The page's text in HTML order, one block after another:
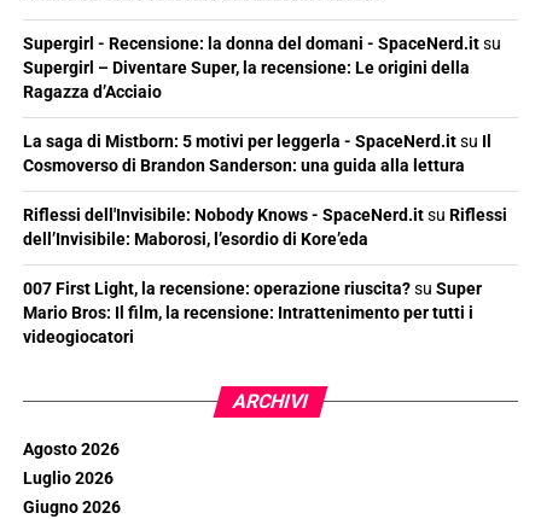
Supergirl - Recensione: la donna del domani - SpaceNerd.itsu
Supergirl – Diventare Super, la recensione: Le origini della
Ragazza d’Acciaio
La saga di Mistborn: 5 motivi per leggerla - SpaceNerd.itsu Il
Cosmoverso di Brandon Sanderson: una guida alla lettura
Riflessi dell'Invisibile: Nobody Knows - SpaceNerd.itsu Riflessi
dell’Invisibile: Maborosi, l’esordio di Kore’eda
007 First Light, la recensione: operazione riuscita?su Super
Mario Bros: Il film, la recensione: Intrattenimento per tutti i
videogiocatori
ARCHIVI
Agosto 2026
Luglio 2026
Giugno 2026